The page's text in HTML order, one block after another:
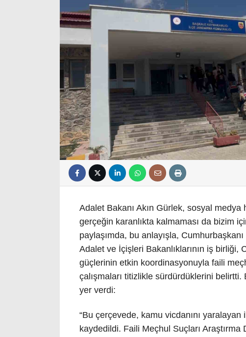
Adalet Bakanı Akın Gürlek, sosyal
gerçeğin karanlıkta kalmaması da bizim
paylaşımda, bu anlayışla,
Adalet ve İçişleri Bakanlıklarının iş birliği,
güçlerinin etkin koordinasyonuyla faili
çalışmaları titizlikle sürdürdüklerini
yer verdi:
“Bu çerçevede, kamu vicdanını
kaydedildi. Faili Meçhul Suçları Araştırma